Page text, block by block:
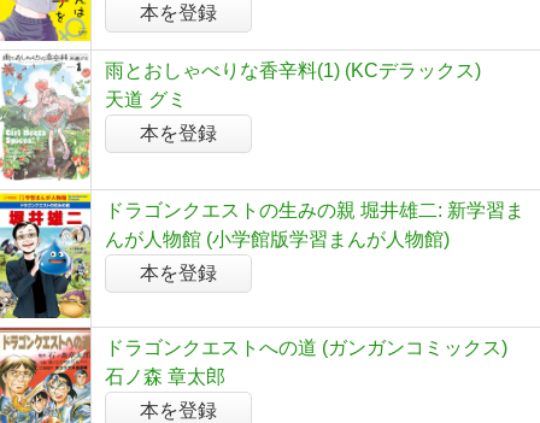
本を登録
雨とおしゃべりな香辛料(1) (KCデラックス)
天道 グミ
本を登録
ドラゴンクエストの生みの親 堀井雄二: 新学習ま
んが人物館 (小学館版学習まんが人物館)
本を登録
ドラゴンクエストへの道 (ガンガンコミックス)
石ノ森 章太郎
本を登録